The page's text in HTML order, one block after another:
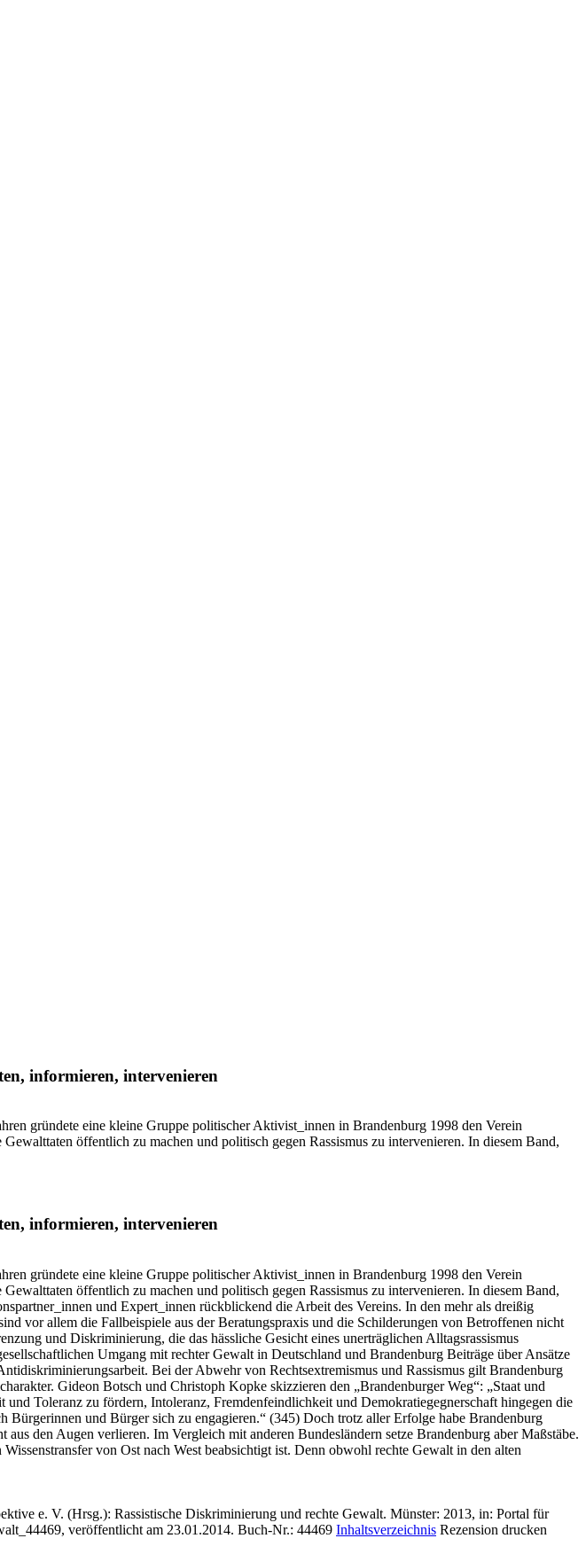
informieren, intervenieren
gründete eine kleine Gruppe politischer Aktivist_innen in Brandenburg 1998 den Verein
öffentlich zu machen und politisch gegen Rassismus zu intervenieren. In diesem Band,
informieren, intervenieren
gründete eine kleine Gruppe politischer Aktivist_innen in Brandenburg 1998 den Verein
öffentlich zu machen und politisch gegen Rassismus zu intervenieren. In diesem Band,
und Expert_innen rückblickend die Arbeit des Vereins. In den mehr als dreißig
vor allem die Fallbeispiele aus der Beratungspraxis und die Schilderungen von Betroffenen nicht
und Diskriminierung, die das hässliche Gesicht eines unerträglichen Alltagsrassismus
Umgang mit rechter Gewalt in Deutschland und Brandenburg Beiträge über Ansätze
Bei der Abwehr von Rechtsextremismus und Rassismus gilt Brandenburg
Gideon Botsch und Christoph Kopke skizzieren den „Brandenburger Weg“: „Staat und
Toleranz zu fördern, Intoleranz, Fremdenfeindlichkeit und Demokratiegegnerschaft hingegen die
und Bürger sich zu engagieren.“ (345) Doch trotz aller Erfolge habe Brandenburg
den Augen verlieren. Im Vergleich mit anderen Bundesländern setze Brandenburg aber Maßstäbe.
von Ost nach West beabsichtigt ist. Denn obwohl rechte Gewalt in den alten
e. V. (Hrsg.): Rassistische Diskriminierung und rechte Gewalt. Münster: 2013, in: Portal für
veröffentlicht am 23.01.2014. Buch-Nr.: 44469 Inhaltsverzeichnis Rezension drucken